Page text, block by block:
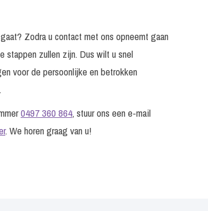
Zodra u contact met ons opneemt gaan
stappen zullen zijn. Dus wilt u snel
voor de persoonlijke en betrokken
0497 360 864, stuur ons een e-mail
. We horen graag van u!